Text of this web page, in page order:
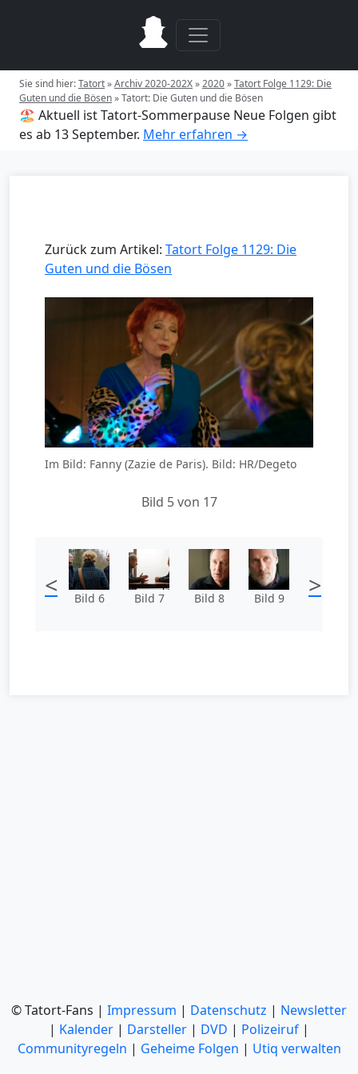
Sie sind hier:Tatort»Archiv 2020-202X»2020»Tatort Folge 1129: Die
Guten und die Bösen»Tatort: Die Guten und die Bösen
🏖️ Aktuell ist Tatort-Sommerpause Neue Folgen gibt
es ab 13 September. Mehr erfahren →
Zurück zum Artikel: Tatort Folge 1129: Die
Guten und die Bösen
Im Bild: Fanny (Zazie de Paris). Bild: HR/Degeto
Bild 5 von 17
< Bild 6 Bild 7 Bild 8 Bild 9 >
© Tatort-Fans | Impressum | Datenschutz | Newsletter
| Kalender | Darsteller | DVD | Polizeiruf |
Communityregeln | Geheime Folgen | Utiq verwalten